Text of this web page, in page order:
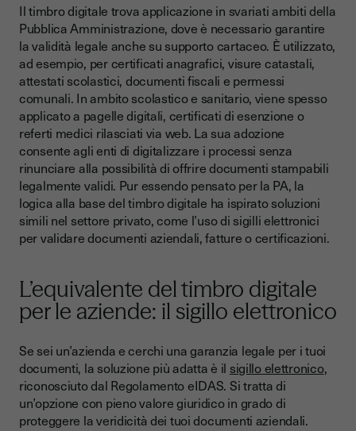
Il timbro digitale trova applicazione in svariati ambiti della
Pubblica Amministrazione, dove è necessario garantire
la validità legale anche su supporto cartaceo. È utilizzato,
ad esempio, per certificati anagrafici, visure catastali,
attestati scolastici, documenti fiscali e permessi
comunali. In ambito scolastico e sanitario, viene spesso
applicato a pagelle digitali, certificati di esenzione o
referti medici rilasciati via web. La sua adozione
consente agli enti di digitalizzare i processi senza
rinunciare alla possibilità di offrire documenti stampabili
legalmente validi. Pur essendo pensato per la PA, la
logica alla base del timbro digitale ha ispirato soluzioni
simili nel settore privato, come l’uso di sigilli elettronici
per validare documenti aziendali, fatture o certificazioni.
L’equivalente del timbro digitale
per le aziende: il sigillo elettronico
Se sei un’azienda e cerchi una garanzia legale per i tuoi
documenti, la soluzione più adatta è il sigillo elettronico,
riconosciuto dal Regolamento eIDAS. Si tratta di
un’opzione con pieno valore giuridico in grado di
proteggere la veridicità dei tuoi documenti aziendali.